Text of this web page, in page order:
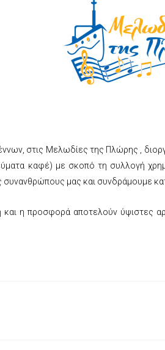
στις Μελωδίες της Πλώρης ,
καφέ) με σκοπό τη συλλογή
μας και συνδράμουμε
η προσφορά αποτελούν ύψιστες